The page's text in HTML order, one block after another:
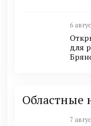
6
для
Областные
7